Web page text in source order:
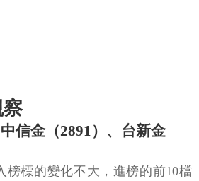
信金（2891）、台新金
榜標的變化不大，進榜的前10檔